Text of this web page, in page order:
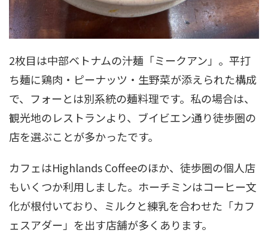
2枚目は中部ベトナムの汁麺「ミークアン」。平打
ち麺に鶏肉・ピーナッツ・生野菜が添えられた構成
で、フォーとは別系統の麺料理です。私の場合は、
観光地のレストランより、ブイビエン通り徒歩圏の
店を選ぶことが多かったです。
カフェはHighlands Coffeeのほか、徒歩圏の個人店
もいくつか利用しました。ホーチミンはコーヒー文
化が根付いており、ミルクと練乳を合わせた「カフ
ェスアダー」を出す店舗が多くあります。